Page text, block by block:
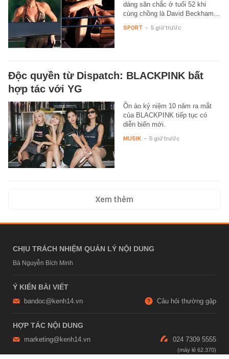
dáng săn chắc ở tuổi 52 khi
cùng chồng là David Beckham…
SPORT - 5 giờ trước
Độc quyền từ Dispatch: BLACKPINK bất
hợp tác với YG
Ồn ào kỷ niệm 10 năm ra mắt
của BLACKPINK tiếp tục có
diễn biến mới.
MUSIK - 5 giờ trước
Xem thêm
CHỊU TRÁCH NHIỆM QUẢN LÝ NỘI DUNG
Bà Nguyễn Bích Minh
Ý KIẾN BÀI VIẾT
bandoc@kenh14.vn Câu hỏi thường gặp
HỢP TÁC NỘI DUNG
marketing@kenh14.vn 024 7309 5555